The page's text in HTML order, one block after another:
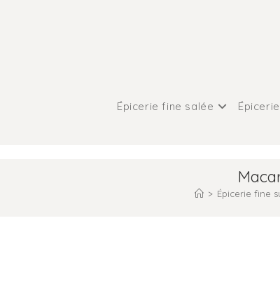
Épicerie fine salée
> Épicerie fine